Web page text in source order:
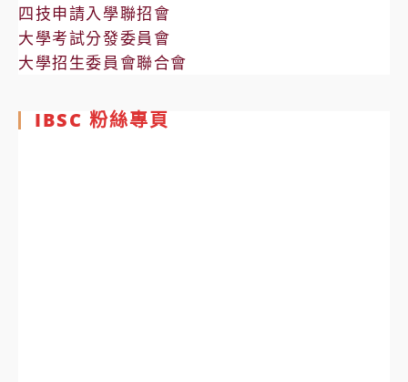
四技申請入學聯招會
大學考試分發委員會
大學招生委員會聯合會
IBSC 粉絲專頁